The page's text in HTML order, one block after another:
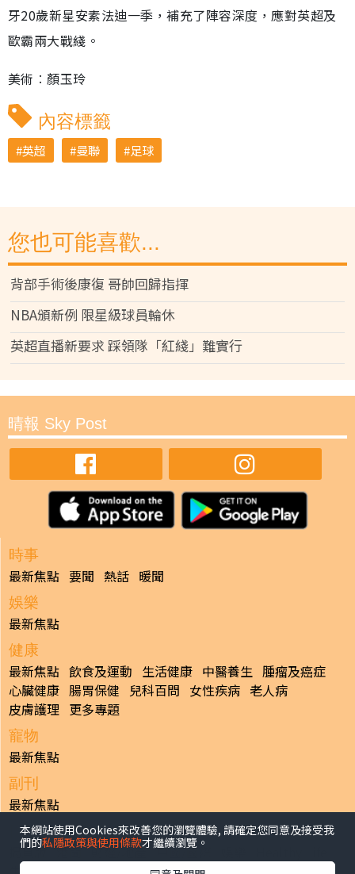
牙20歲新星安素法迪一季，補充了陣容深度，應對英超及
歐霸兩大戰綫。
美術︰顏玉玲
內容標籤
英超 曼聯 足球
您也可能喜歡...
背部手術後康復 哥帥回歸指揮
NBA頒新例 限星級球員輪休
英超直播新要求 踩領隊「紅綫」難實行
晴報 Sky Post
時事
最新焦點 要聞 熱話 暖聞
娛樂
最新焦點
健康
最新焦點 飲食及運動 生活健康 中醫養生 腫瘤及癌症
心臟健康 腸胃保健 兒科百問 女性疾病 老人病
皮膚護理 更多專題
寵物
最新焦點
副刊
最新焦點
日報
揭頁版 港聞 財經/地產 中國/國際
本網站使用Cookies來改善您的瀏覽體驗, 請確定您同意及接受我
們的私隱政策與使用條款才繼續瀏覽。